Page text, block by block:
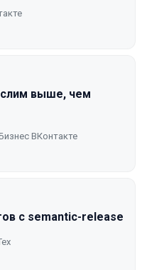
выше, чем
ВКонтакте
с semantic-release